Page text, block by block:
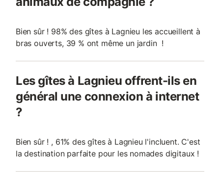
Bien sûr ! 98% des gîtes à Lagnieu les accueillent à
bras ouverts, 39 % ont même un jardin !
Les gîtes à Lagnieu offrent-ils en
général une connexion à internet
?
Bien sûr ! , 61% des gîtes à Lagnieu l'incluent. C'est
la destination parfaite pour les nomades digitaux !